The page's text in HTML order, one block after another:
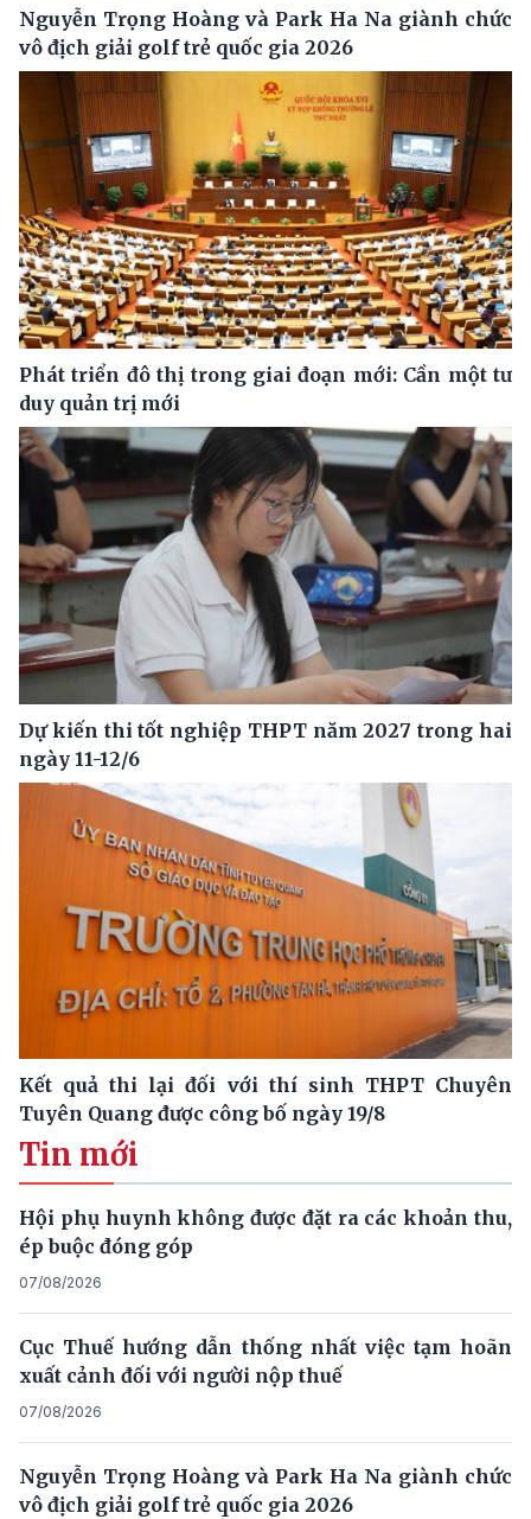
Nguyễn Trọng Hoàng và Park Ha Na giành chức
vô địch giải golf trẻ quốc gia 2026
Phát triển đô thị trong giai đoạn mới: Cần một tư
duy quản trị mới
Dự kiến thi tốt nghiệp THPT năm 2027 trong hai
ngày 11-12/6
Kết quả thi lại đối với thí sinh THPT Chuyên
Tuyên Quang được công bố ngày 19/8
Tin mới
Hội phụ huynh không được đặt ra các khoản thu,
ép buộc đóng góp
07/08/2026
Cục Thuế hướng dẫn thống nhất việc tạm hoãn
xuất cảnh đối với người nộp thuế
07/08/2026
Nguyễn Trọng Hoàng và Park Ha Na giành chức
vô địch giải golf trẻ quốc gia 2026